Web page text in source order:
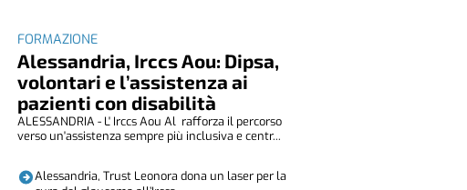
FORMAZIONE
Alessandria, Irccs Aou: Dipsa,
volontari e l’assistenza ai
pazienti con disabilità
ALESSANDRIA - L' Irccs Aou Al rafforza il percorso
verso un'assistenza sempre più inclusiva e centr...
Alessandria, Trust Leonora dona un laser per la